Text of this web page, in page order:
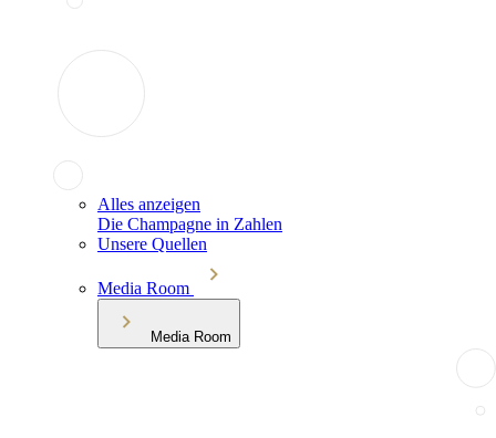
Alles anzeigen
Die Champagne in Zahlen
Unsere Quellen
Media Room
Media Room